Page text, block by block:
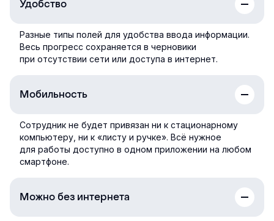
Удобство
Разные типы полей для удобства ввода информации.
Весь прогресс сохраняется в черновики
при отсутствии сети или доступа в интернет.
Мобильность
Сотрудник не будет привязан ни к стационарному
компьютеру, ни к «листу и ручке». Всё нужное
для работы доступно в одном приложении на любом
смартфоне.
Можно без интернета